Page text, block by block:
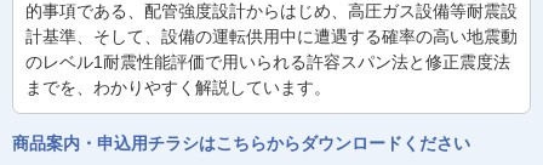
的事項である、配管強度設計からはじめ、高圧ガス設備等耐震設
計基準、そして、設備の運転供用中に遭遇する確率の高い地震動
のレベル1耐震性能評価で用いられる許容スパン法と修正震度法
までを、わかりやすく解説しています。
商品案内・申込用チラシはこちらからダウンロードください